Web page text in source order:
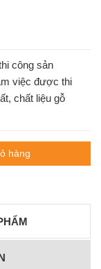
công sản
việc được thi
chất liệu gỗ
hàng